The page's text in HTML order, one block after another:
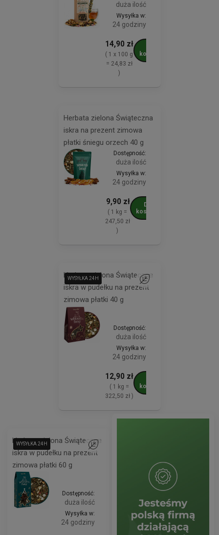
duża ilość
Wysyłka w:
24 godziny
14,90 zł
( 1 x 100 g
= 24,83 zł
)
koszyka
Herbata zielona Świąteczna
iskra na prezent zimowa
płatki śniegu orzech 40 g
Dostępność:
duża ilość
Wysyłka w:
24 godziny
9,90 zł
( 1 kg =
247,50 zł
)
Do
koszyka
Herbata zielona Świąteczna
iskra w pudełku na prezent
zimowa płatki 40 g
WYSYŁKA 24H
WYSYŁKA 24H
Dostępność:
duża ilość
Wysyłka w:
24 godziny
12,90 zł
( 1 kg =
322,50 zł )
koszyka
Do ulubionych
Herbata zielona Świąteczna
iskra w pudełku na prezent
zimowa płatki 60 g
WYSYŁKA 24H
WYSYŁKA 24H
Dostępność:
duża ilość
Wysyłka w:
24 godziny
Do ulubionych